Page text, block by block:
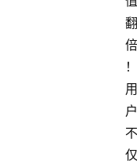
翻
倍
！
用
户
不
仅